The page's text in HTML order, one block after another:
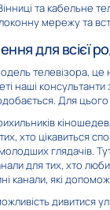
та кабельне
мережу та
для всієї
телевізора,
наші
Для
хто цікавиться
глядачів.
для тих, хто
канали, які
дивитися